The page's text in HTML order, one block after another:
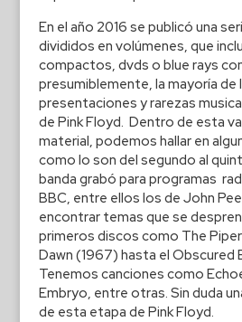
En el año 2016 se publicó una
divididos en volúmenes, que
compactos, dvds o blue rays
presumiblemente, la mayoría de
presentaciones y rarezas
de Pink Floyd. Dentro de esta
material, podemos hallar en
como lo son del segundo al
banda grabó para programas
BBC, entre ellos los de John
encontrar temas que se
primeros discos como The
Dawn (1967) hasta el Obscured
Tenemos canciones como
Embryo, entre otras. Sin duda
de esta etapa de Pink Floyd.